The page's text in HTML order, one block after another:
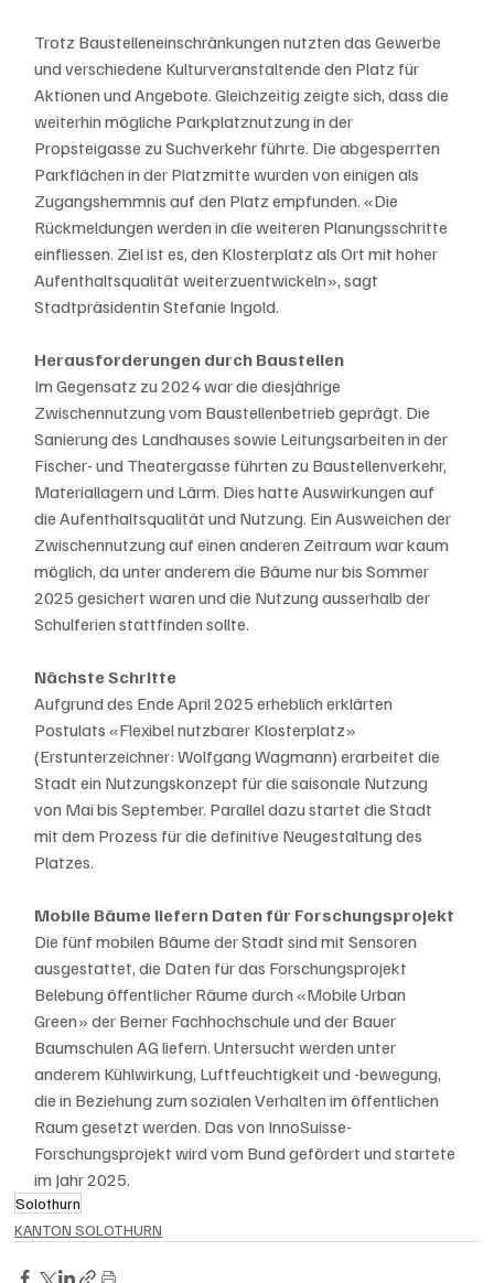
Trotz Baustelleneinschränkungen nutzten das Gewerbe
und verschiedene Kulturveranstaltende den Platz für
Aktionen und Angebote. Gleichzeitig zeigte sich, dass die
weiterhin mögliche Parkplatznutzung in der
Propsteigasse zu Suchverkehr führte. Die abgesperrten
Parkflächen in der Platzmitte wurden von einigen als
Zugangshemmnis auf den Platz empfunden. «Die
Rückmeldungen werden in die weiteren Planungsschritte
einfliessen. Ziel ist es, den Klosterplatz als Ort mit hoher
Aufenthaltsqualität weiterzuentwickeln», sagt
Stadtpräsidentin Stefanie Ingold.
Herausforderungen durch Baustellen
Im Gegensatz zu 2024 war die diesjährige
Zwischennutzung vom Baustellenbetrieb geprägt. Die
Sanierung des Landhauses sowie Leitungsarbeiten in der
Fischer- und Theatergasse führten zu Baustellenverkehr,
Materiallagern und Lärm. Dies hatte Auswirkungen auf
die Aufenthaltsqualität und Nutzung. Ein Ausweichen der
Zwischennutzung auf einen anderen Zeitraum war kaum
möglich, da unter anderem die Bäume nur bis Sommer
2025 gesichert waren und die Nutzung ausserhalb der
Schulferien stattfinden sollte.
Nächste Schritte
Aufgrund des Ende April 2025 erheblich erklärten
Postulats «Flexibel nutzbarer Klosterplatz»
(Erstunterzeichner: Wolfgang Wagmann) erarbeitet die
Stadt ein Nutzungskonzept für die saisonale Nutzung
von Mai bis September. Parallel dazu startet die Stadt
mit dem Prozess für die definitive Neugestaltung des
Platzes.
Mobile Bäume liefern Daten für Forschungsprojekt
Die fünf mobilen Bäume der Stadt sind mit Sensoren
ausgestattet, die Daten für das Forschungsprojekt
Belebung öffentlicher Räume durch «Mobile Urban
Green» der Berner Fachhochschule und der Bauer
Baumschulen AG liefern. Untersucht werden unter
anderem Kühlwirkung, Luftfeuchtigkeit und -bewegung,
die in Beziehung zum sozialen Verhalten im öffentlichen
Raum gesetzt werden. Das von InnoSuisse-
Forschungsprojekt wird vom Bund gefördert und startete
im Jahr 2025.
Solothurn
KANTON SOLOTHURN